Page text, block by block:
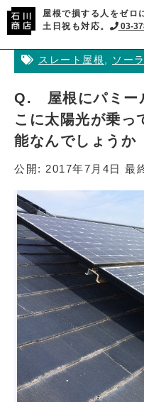
屋根で損する人をゼロ
土日祝も対応。
03-
スレート屋根 , ソー
Q. 屋根にパミー
こに太陽光が乗っ
能なんでしょうか
公開: 2017年7月4日 最